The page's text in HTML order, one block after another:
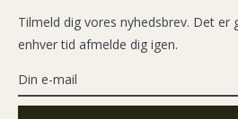
Tilmeld dig vores nyhedsbrev. Det er
enhver tid afmelde dig igen.